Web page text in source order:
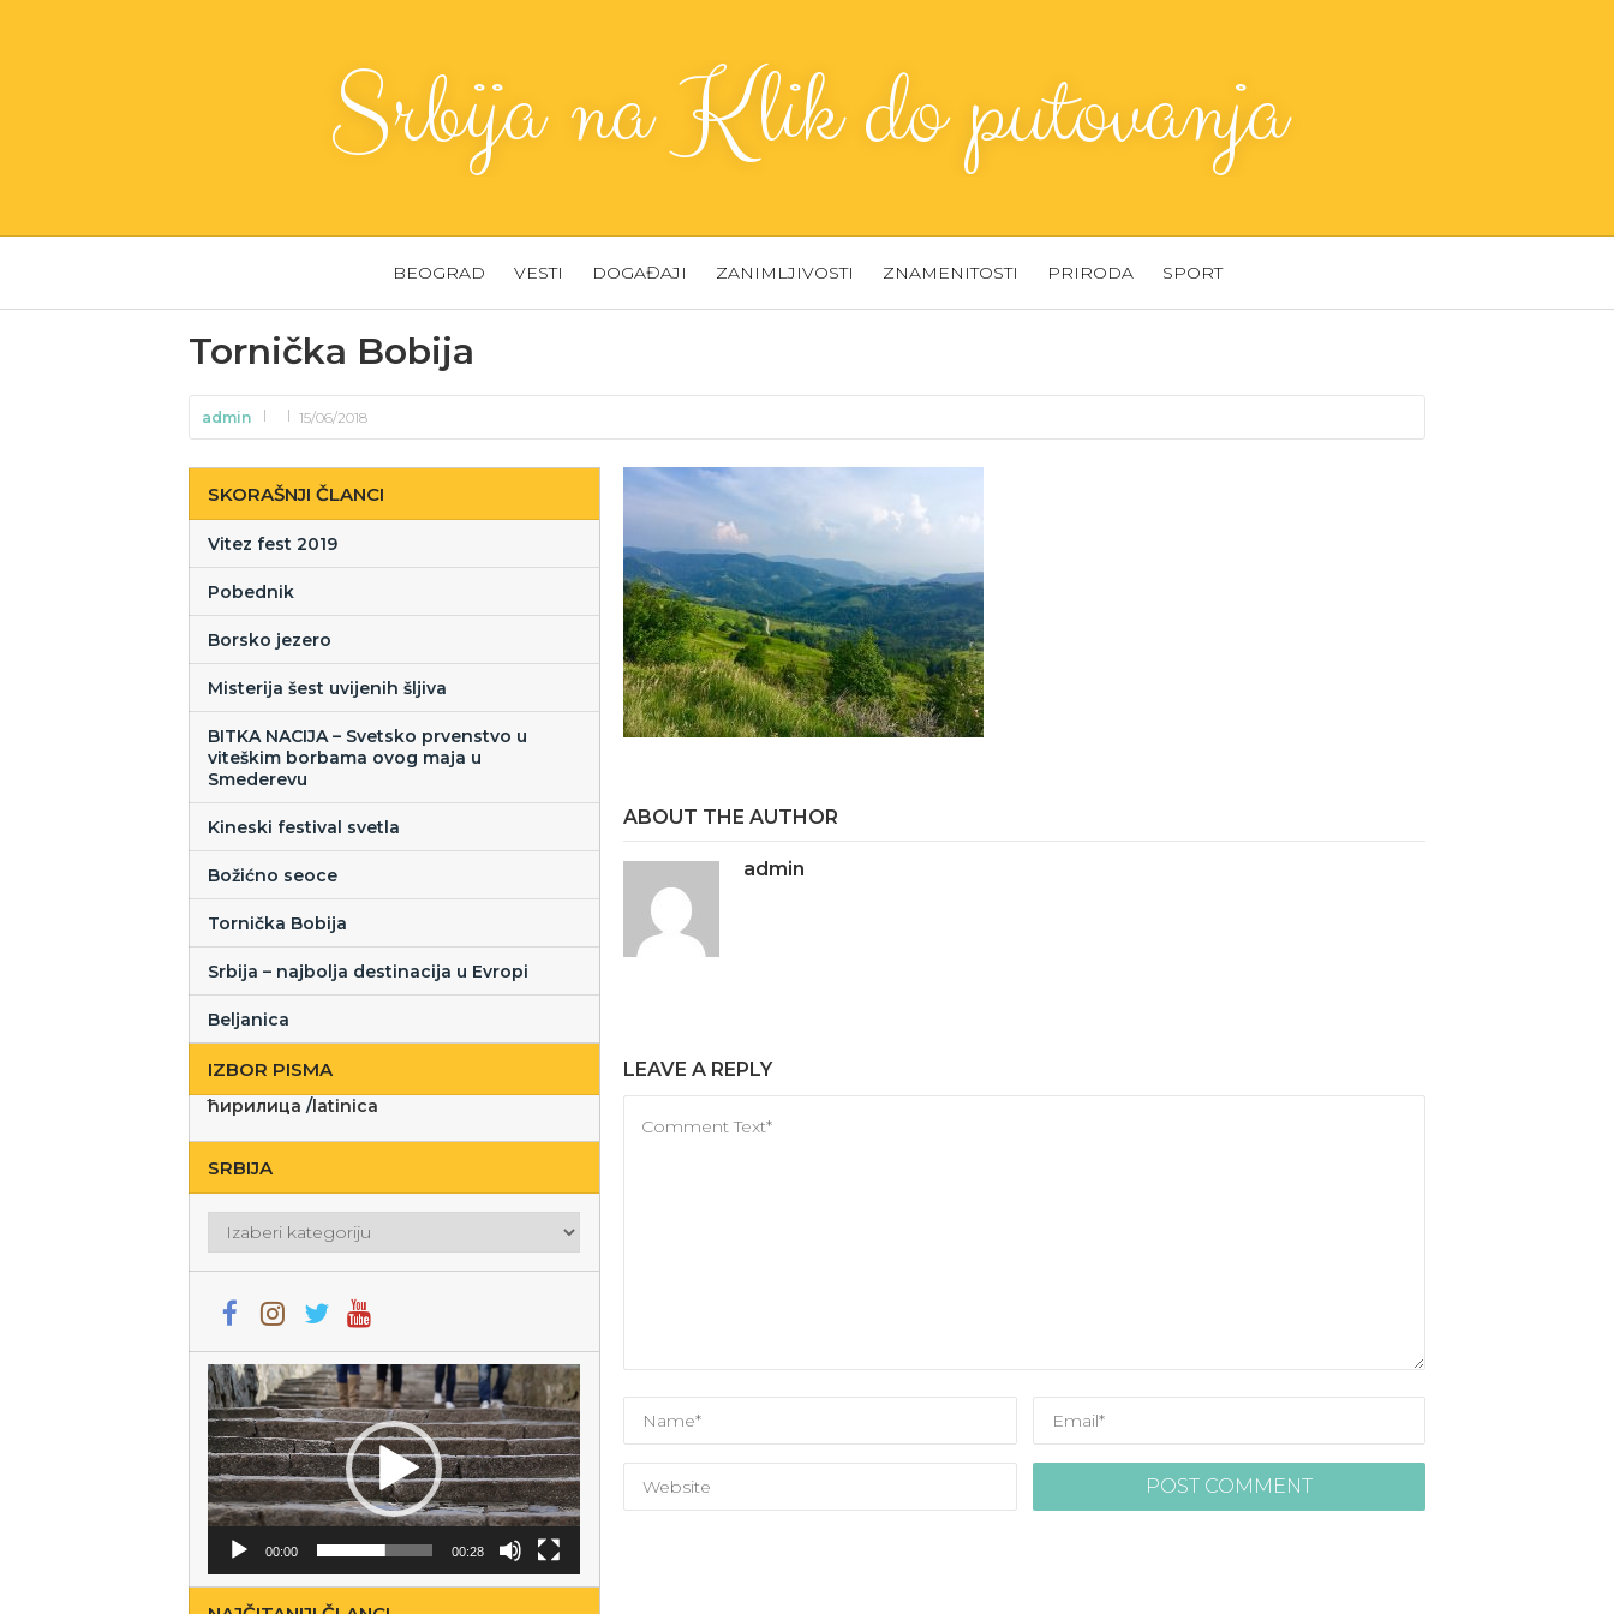
Srbija na Klik do putovanja
BEOGRAD VESTI DOGAĐAJI ZANIMLJIVOSTI ZNAMENITOSTI PRIRODA SPORT
Tornička Bobija
admin 15/06/2018
ABOUT THE AUTHOR
admin
LEAVE A REPLY
SKORAŠNJI ČLANCI
Vitez fest 2019
Pobednik
Borsko jezero
Misterija šest uvijenih šljiva
BITKA NACIJA – Svetsko prvenstvo u
viteškim borbama ovog maja u
Smederevu
Kineski festival svetla
Božićno seoce
Tornička Bobija
Srbija – najbolja destinacija u Evropi
Beljanica
IZBOR PISMA
ћирилица /latinica
SRBIJA
Прегледач
видео
записа
00:00 00:28